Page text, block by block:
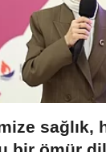
sağlık,